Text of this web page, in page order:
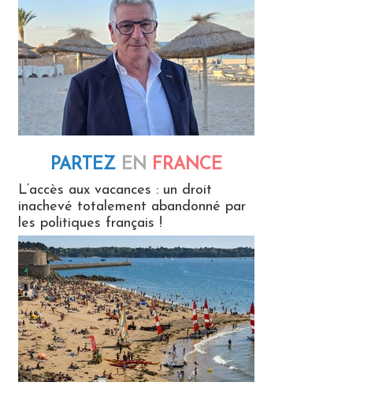
PARTEZ EN FRANCE
L’accès aux vacances : un droit
inachevé totalement abandonné par
les politiques français !